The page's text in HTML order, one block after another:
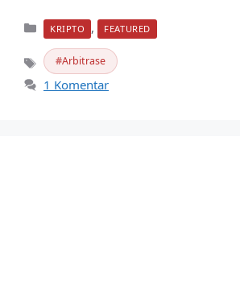
Kategori
KRIPTO , FEATURED
Tag Arbitrase
1 Komentar